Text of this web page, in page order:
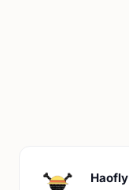
Haofly